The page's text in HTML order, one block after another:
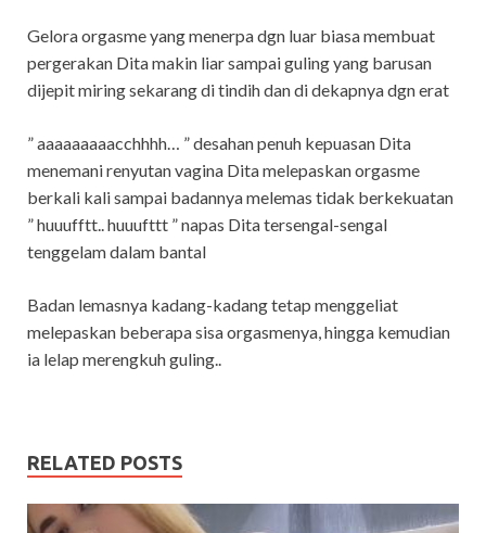
Gelora orgasme yang menerpa dgn luar biasa membuat
pergerakan Dita makin liar sampai guling yang barusan
dijepit miring sekarang di tindih dan di dekapnya dgn erat
” aaaaaaaaacchhhh… ” desahan penuh kepuasan Dita
menemani renyutan vagina Dita melepaskan orgasme
berkali kali sampai badannya melemas tidak berkekuatan
” huuufftt.. huuufttt ” napas Dita tersengal-sengal
tenggelam dalam bantal
Badan lemasnya kadang-kadang tetap menggeliat
melepaskan beberapa sisa orgasmenya, hingga kemudian
ia lelap merengkuh guling..
RELATED POSTS